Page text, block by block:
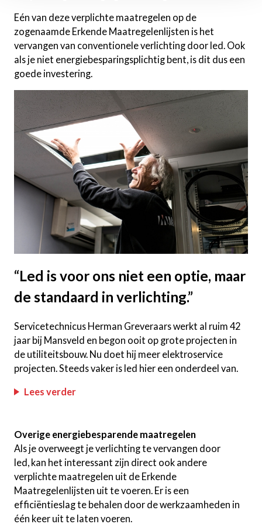
Eén van deze verplichte maatregelen op de
zogenaamde Erkende Maatregelenlijsten is het
vervangen van conventionele verlichting door led. Ook
als je niet energiebesparingsplichtig bent, is dit dus een
goede investering.
“Led is voor ons niet een optie, maar
de standaard in verlichting.”
Servicetechnicus Herman Greveraars werkt al ruim 42
jaar bij Mansveld en begon ooit op grote projecten in
de utiliteitsbouw. Nu doet hij meer elektroservice
projecten. Steeds vaker is led hier een onderdeel van.
Lees verder
Overige energiebesparende maatregelen
Als je overweegt je verlichting te vervangen door
led, kan het interessant zijn direct ook andere
verplichte maatregelen uit de Erkende
Maatregelenlijsten uit te voeren. Er is een
efficiëntieslag te behalen door de werkzaamheden in
één keer uit te laten voeren.